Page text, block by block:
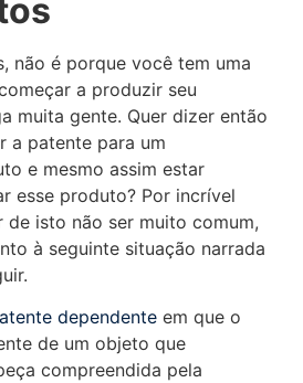
não é porque você tem uma
a produzir seu
muita gente. Quer dizer então
a patente para um
e mesmo assim estar
esse produto? Por incrível
de isto não ser muito comum,
à seguinte situação narrada
dependente em que o
de um objeto que
compreendida pela